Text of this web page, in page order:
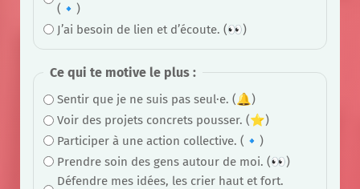
(🔹)
J’ai besoin de lien et d’écoute. (👀)
Ce qui te motive le plus :
Sentir que je ne suis pas seul·e. (🔔)
Voir des projets concrets pousser. (⭐)
Participer à une action collective. (🔹)
Prendre soin des gens autour de moi. (👀)
Défendre mes idées, les crier haut et fort.